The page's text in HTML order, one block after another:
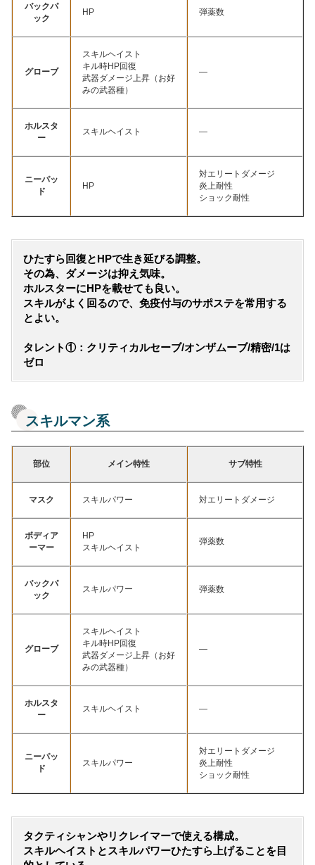
バックパ
ック
HP 弾薬数
グローブ
スキルヘイスト
キル時HP回復
武器ダメージ上昇（お好
みの武器種）
—
ホルスタ
ー
スキルヘイスト —
ニーパッ
ド
HP
対エリートダメージ
炎上耐性
ショック耐性
ひたすら回復とHPで生き延びる調整。
その為、ダメージは抑え気味。
ホルスターにHPを載せても良い。
スキルがよく回るので、免疫付与のサポステを常用する
とよい。
タレント①：クリティカルセーブ/オンザムーブ/精密/1は
ゼロ
スキルマン系
部位 メイン特性 サブ特性
マスク スキルパワー 対エリートダメージ
ボディア
ーマー
HP
スキルヘイスト
弾薬数
バックパ
ック
スキルパワー 弾薬数
グローブ
スキルヘイスト
キル時HP回復
武器ダメージ上昇（お好
みの武器種）
—
ホルスタ
ー
スキルヘイスト —
ニーパッ
ド
スキルパワー
対エリートダメージ
炎上耐性
ショック耐性
タクティシャンやリクレイマーで使える構成。
スキルヘイストとスキルパワーひたすら上げることを目